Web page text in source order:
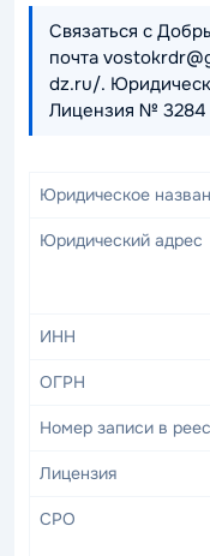
Связаться с
почта
dz.ru/.
Лицензия № 3284
Юридическое
Юридический адрес
ИНН
ОГРН
Номер записи в
Лицензия
СРО